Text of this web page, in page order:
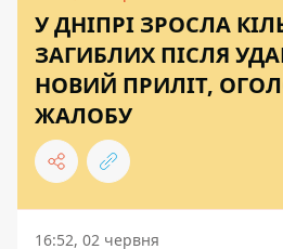
У ДНІПРІ ЗРОСЛА
ЗАГИБЛИХ ПІСЛЯ
НОВИЙ ПРИЛІТ,
ЖАЛОБУ
16:52, 02 червня